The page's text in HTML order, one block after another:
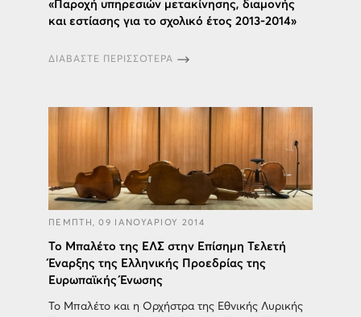
«Παροχή υπηρεσιών μετακίνησης, διαμονής
και εστίασης για το σχολικό έτος 2013-2014»
ΔΙΑΒΑΣΤΕ ΠΕΡΙΣΣΟΤΕΡΑ
ΠΕΜΠΤΗ, 09 ΙΑΝΟΥΑΡΙΟΥ 2014
Το Μπαλέτο της ΕΛΣ στην Επίσημη Τελετή
Έναρξης της Ελληνικής Προεδρίας της
Ευρωπαϊκής Ένωσης
Το Μπαλέτο και η Ορχήστρα της Εθνικής Λυρικής